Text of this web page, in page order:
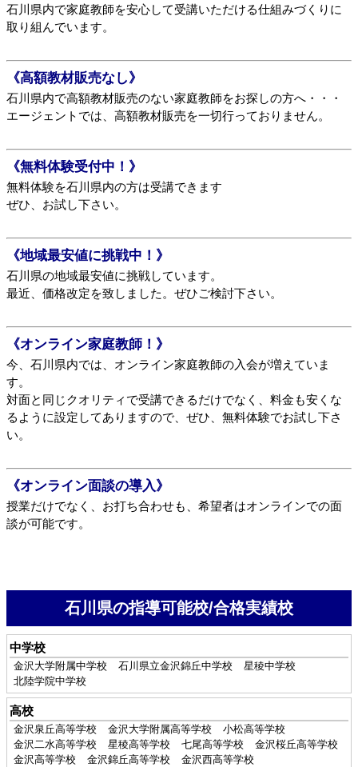
石川県内で家庭教師を安心して受講いただける仕組みづくりに
取り組んでいます。
《高額教材販売なし》
石川県内で高額教材販売のない家庭教師をお探しの方へ・・・
エージェントでは、高額教材販売を一切行っておりません。
《無料体験受付中！》
無料体験を石川県内の方は受講できます
ぜひ、お試し下さい。
《地域最安値に挑戦中！》
石川県の地域最安値に挑戦しています。
最近、価格改定を致しました。ぜひご検討下さい。
《オンライン家庭教師！》
今、石川県内では、オンライン家庭教師の入会が増えていま
す。
対面と同じクオリティで受講できるだけでなく、料金も安くな
るように設定してありますので、ぜひ、無料体験でお試し下さ
い。
《オンライン面談の導入》
授業だけでなく、お打ち合わせも、希望者はオンラインでの面
談が可能です。
石川県の指導可能校/合格実績校
中学校
金沢大学附属中学校 石川県立金沢錦丘中学校
星稜中学校
北陸学院中学校
高校
金沢泉丘高等学校 金沢大学附属高等学校
小松高等学校
金沢二水高等学校
星稜高等学校 七尾高等学校
金沢桜丘高等学校
金沢高等学校
金沢錦丘高等学校
金沢西高等学校